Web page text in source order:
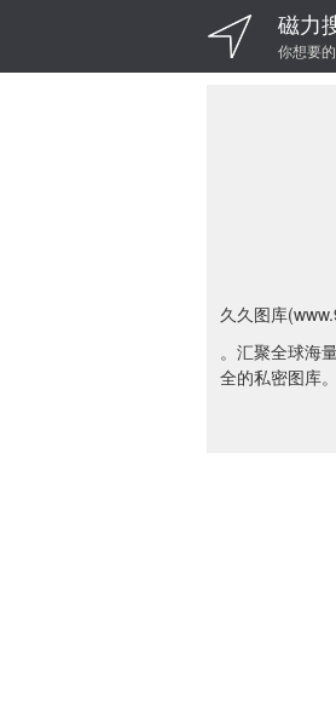
磁力
你想要
久久图库
。汇聚全球海
全的私密图库。